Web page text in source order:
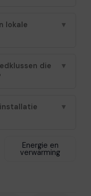
lokale
▼
die
▼
▼
Energie en
verwarming